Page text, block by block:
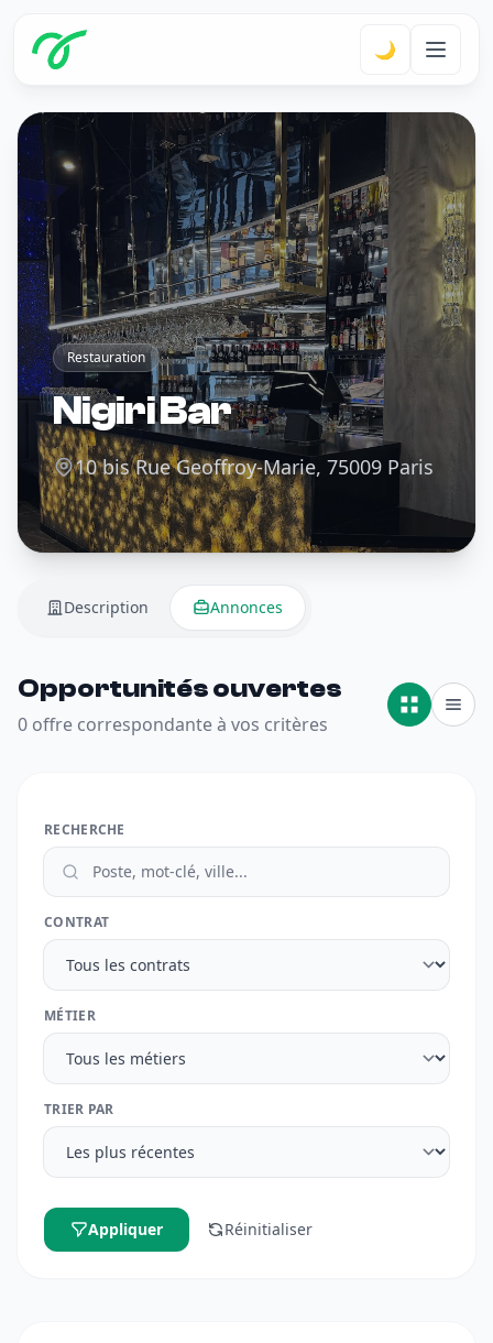
🌙
Restauration
Nigiri Bar
10 bis Rue Geoffroy-Marie, 75009 Paris
Description Annonces
Opportunités ouvertes
0 offre correspondante à vos critères
RECHERCHE
CONTRAT
MÉTIER
TRIER PAR
Appliquer Réinitialiser